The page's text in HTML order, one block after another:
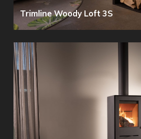
Trimline Woody Loft 3S